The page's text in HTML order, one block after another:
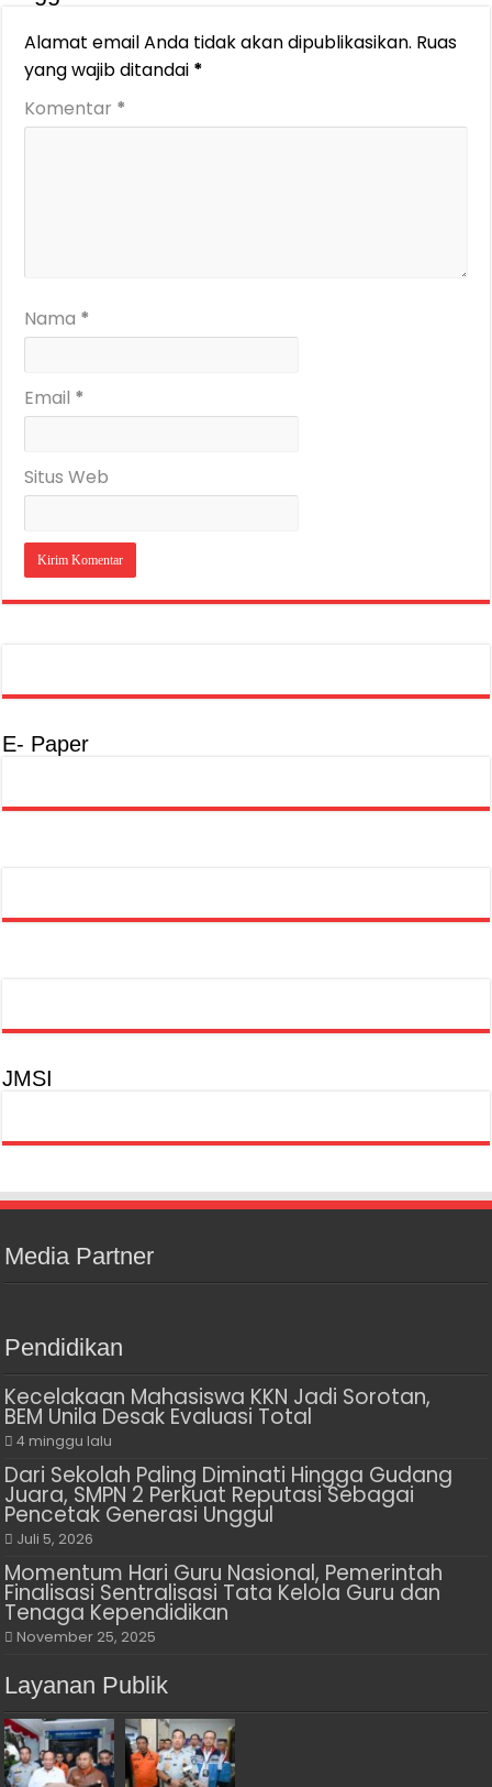
Alamat email Anda tidak akan dipublikasikan. Ruas
yang wajib ditandai *
Komentar *
Nama *
Email *
Situs Web
E- Paper
JMSI
Media Partner
Pendidikan
Kecelakaan Mahasiswa KKN Jadi Sorotan,
BEM Unila Desak Evaluasi Total
4 minggu lalu
Dari Sekolah Paling Diminati Hingga Gudang
Juara, SMPN 2 Perkuat Reputasi Sebagai
Pencetak Generasi Unggul
Juli 5, 2026
Momentum Hari Guru Nasional, Pemerintah
Finalisasi Sentralisasi Tata Kelola Guru dan
Tenaga Kependidikan
November 25, 2025
Layanan Publik